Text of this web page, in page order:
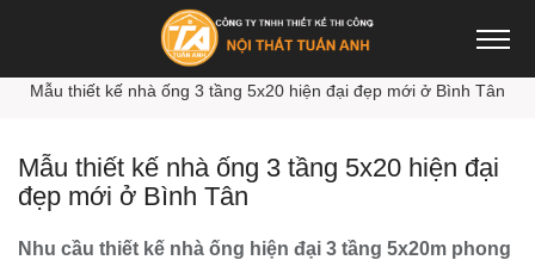
Thiết kế nhà đẹp
Mẫu thiết kế nhà ống 3 tầng 5x20 hiện đại đẹp mới ở Bình Tân
Mẫu thiết kế nhà ống 3 tầng 5x20 hiện đại
đẹp mới ở Bình Tân
Nhu cầu thiết kế nhà ống hiện đại 3 tầng 5x20m phong